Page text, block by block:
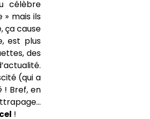
célèbre
» mais ils
ça cause
est plus
des
(qui a
! Bref, en
!